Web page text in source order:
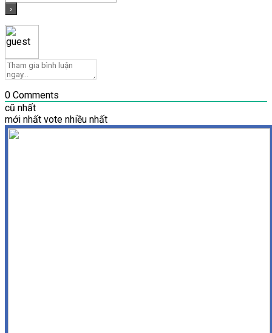
0 Comments
cũ nhất
mới nhất vote nhiều nhất